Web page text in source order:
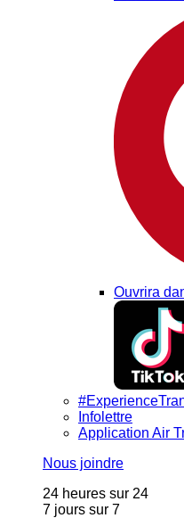
Ouvrira
Infolettre
Application Air
Nous joindre
24 heures sur 24
7 jours sur 7